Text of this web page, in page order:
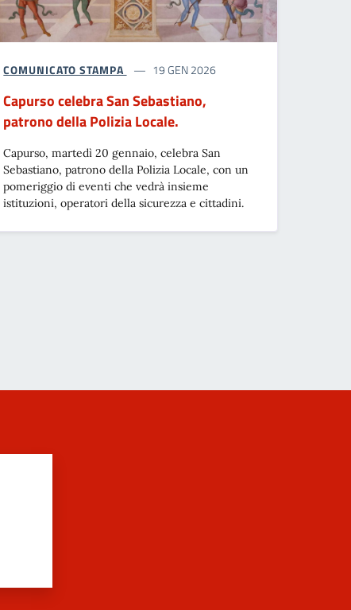
COMUNICATO STAMPA 19 GEN 2026
Capurso celebra San Sebastiano,
patrono della Polizia Locale.
Capurso, martedì 20 gennaio, celebra San
Sebastiano, patrono della Polizia Locale, con un
pomeriggio di eventi che vedrà insieme
istituzioni, operatori della sicurezza e cittadini.